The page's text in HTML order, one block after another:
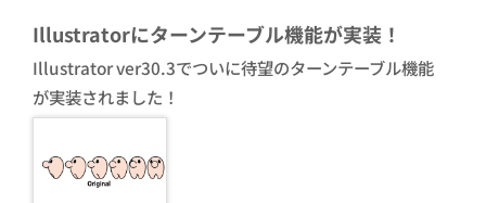
Illustratorにターンテーブル機能が実装！
Illustrator ver30.3でついに待望のターンテーブル機能
が実装されました！